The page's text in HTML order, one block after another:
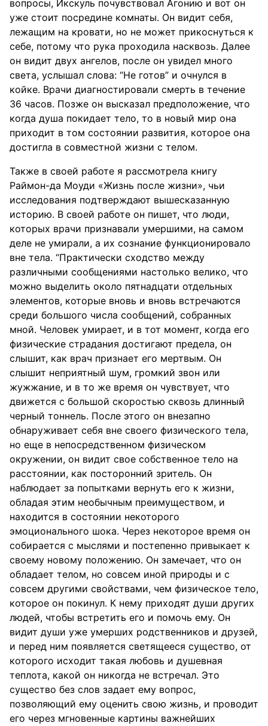
вопросы, Икскуль почувствовал Агонию и вот он
уже стоит посредине комнаты. Он видит себя,
лежащим на кровати, но не может прикоснуться к
себе, потому что рука проходила насквозь. Далее
он видит двух ангелов, после он увидел много
света, услышал слова: “Не готов” и очнулся в
койке. Врачи диагностировали смерть в течение
36 часов. Позже он высказал предположение, что
когда душа покидает тело, то в новый мир она
приходит в том состоянии развития, которое она
достигла в совместной жизни с телом.
Также в своей работе я рассмотрела книгу
Раймон-да Моуди «Жизнь после жизни», чьи
исследования подтверждают вышесказанную
историю. В своей работе он пишет, что люди,
которых врачи признавали умершими, на самом
деле не умирали, а их сознание функционировало
вне тела. “Практически сходство между
различными сообщениями настолько велико, что
можно выделить около пятнадцати отдельных
элементов, которые вновь и вновь встречаются
среди большого числа сообщений, собранных
мной. Человек умирает, и в тот момент, когда его
физические страдания достигают предела, он
слышит, как врач признает его мертвым. Он
слышит неприятный шум, громкий звон или
жужжание, и в то же время он чувствует, что
движется с большой скоростью сквозь длинный
черный тоннель. После этого он внезапно
обнаруживает себя вне своего физического тела,
но еще в непосредственном физическом
окружении, он видит свое собственное тело на
расстоянии, как посторонний зритель. Он
наблюдает за попытками вернуть его к жизни,
обладая этим необычным преимуществом, и
находится в состоянии некоторого
эмоционального шока. Через некоторое время он
собирается с мыслями и постепенно привыкает к
своему новому положению. Он замечает, что он
обладает телом, но совсем иной природы и с
совсем другими свойствами, чем физическое тело,
которое он покинул. К нему приходят души других
людей, чтобы встретить его и помочь ему. Он
видит души уже умерших родственников и друзей,
и перед ним появляется светящееся существо, от
которого исходит такая любовь и душевная
теплота, какой он никогда не встречал. Это
существо без слов задает ему вопрос,
позволяющий ему оценить свою жизнь, и проводит
его через мгновенные картины важнейших